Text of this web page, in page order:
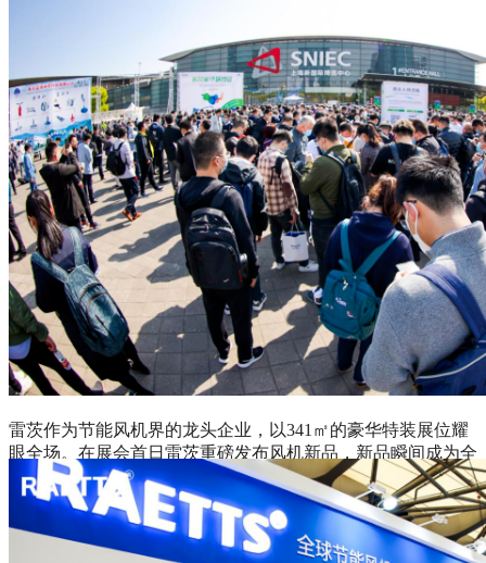
雷茨作为节能风机界的龙头企业，以341㎡的豪华特装展位耀
眼全场。在展会首日雷茨重磅发布风机新品，新品瞬间成为全
场明星级产品！